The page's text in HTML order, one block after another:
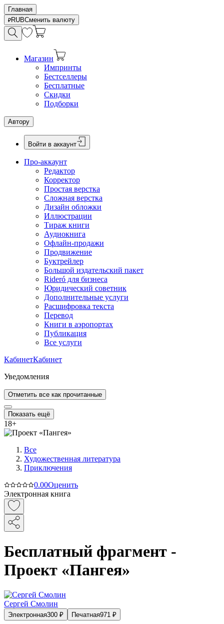
Главная
RUBСменить валюту
Магазин
Импринты
Бестселлеры
Бесплатные
Скидки
Подборки
Автору
Войти в аккаунт
Про-аккаунт
Редактор
Корректор
Простая верстка
Сложная верстка
Дизайн обложки
Иллюстрации
Тираж книги
Аудиокнига
Офлайн-продажи
Продвижение
Буктрейлер
Большой издательский пакет
Rideró для бизнеса
Юридический советник
Дополнительные услуги
Расшифровка текста
Перевод
Книги в аэропортах
Публикация
Все услуги
КабинетКабинет
Уведомления
Отметить все как прочитанные
Показать ещё
18+
Все
Художественная литература
Приключения
0.00Оценить
Электронная книга
Бесплатный фрагмент -
Проект «Пангея»
Сергей Смолин
Электронная300 ₽ Печатная971 ₽